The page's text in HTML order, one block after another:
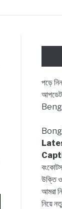
পড়ে
বংকোটস
উক্তি
আমরা
নিয়ে